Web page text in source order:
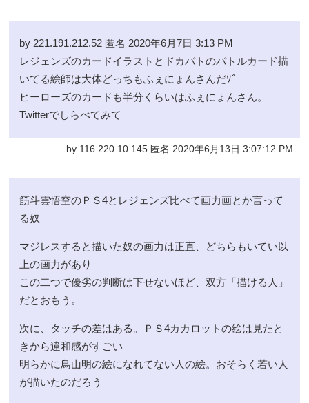
by 221.191.212.52 匿名 2020年6月7日 3:13 PM
レジェンズのカードイラストとドカバトのバトルカード描
いてる絵師は大体どっちもふぇにょんさんだｿﾞ
ヒーローズのカードも半分くらいはふぇにょんさん。
Twitterでしらべてみて
by 116.220.10.145 匿名 2020年6月13日 3:07:12 PM
筋斗雲悟空のＰＳ4とレジェンズ比べて画力画とか言って
る奴
マジレスすると描いた奴の画力は正直、どちらもいてい以
上の画力があり
この二つで優劣の判断は下せないほど、双方「描ける人」
だとおもう。
次に、タッチの差はある。ＰＳ4カカロットの絵は見たと
きから違和感がすごい
明らかに鳥山明の絵になれてない人の絵。おそらく若い人
が描いたのだろう